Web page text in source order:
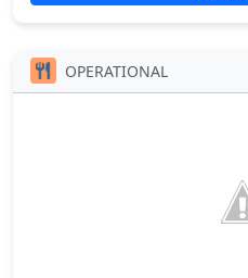
OPERATIONAL